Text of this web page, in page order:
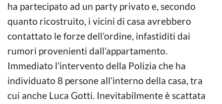
ha partecipato ad un party privato e, secondo
quanto ricostruito, i vicini di casa avrebbero
contattato le forze dell’ordine, infastiditi dai
rumori provenienti dall’appartamento.
Immediato l’intervento della Polizia che ha
individuato 8 persone all’interno della casa, tra
cui anche Luca Gotti. Inevitabilmente è scattata